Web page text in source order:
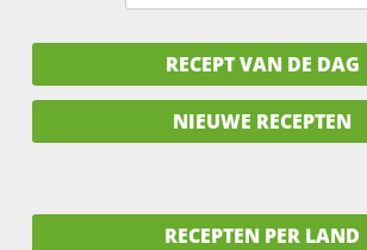
RECEPT VAN DE DAG
NIEUWE RECEPTEN
RECEPTEN PER LAND